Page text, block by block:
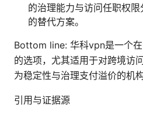
的治理能力与访问任职权
的替代方案。
Bottom line: 华科vpn是一个
的选项，尤其适用于对跨境访
为稳定性与治理支付溢价的机
引用与证据源